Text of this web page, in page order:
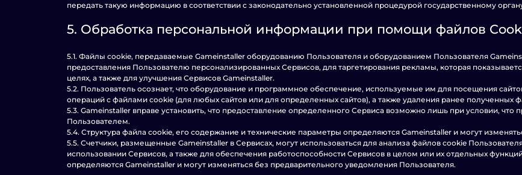
передать такую информацию в соответствии с законодательно установленной процедурой государственному
5. Обработка персональной информации при помощи файлов
5.1. Файлы cookie, передаваемые Gameinstaller оборудованию Пользователя и оборудованием Пользователя
предоставления Пользователю персонализированных Сервисов, для таргетирования рекламы, которая
целях, а также для улучшения Сервисов Gameinstaller.
5.2. Пользователь осознает, что оборудование и программное обеспечение, используемые им для посещения
операций с файлами cookie (для любых сайтов или для определенных сайтов), а также удаления ранее полученных
5.3. Gameinstaller вправе установить, что предоставление определенного Сервиса возможно лишь при условии,
Пользователем.
5.4. Структура файла cookie, его содержание и технические параметры определяются Gameinstaller и могут
5.5. Счетчики, размещенные Gameinstaller в Сервисах, могут использоваться для анализа файлов cookie
использовании Сервисов, а также для обеспечения работоспособности Сервисов в целом или их отдельных
определяются Gameinstaller и могут изменяться без предварительного уведомления Пользователя.